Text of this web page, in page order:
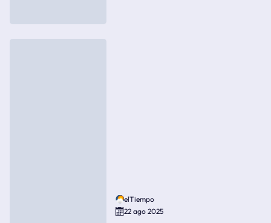
elTiempo
22 ago 2025